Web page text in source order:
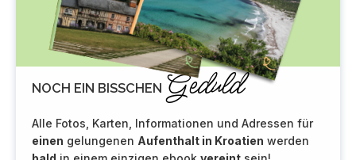
NOCH EIN BISSCHEN Geduld
Alle Fotos, Karten, Informationen und Adressen für
einen gelungenen Aufenthalt in Kroatien werden